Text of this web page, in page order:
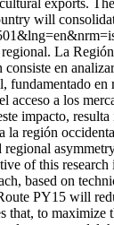
exports.
will
La
en
en
a los
impacto,
región
of this research
based on
PY15 will
that, to maximize